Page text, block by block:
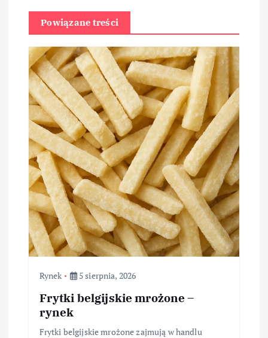
Powiązane treści
Rynek 5 sierpnia, 2026
Frytki belgijskie mrożone –
rynek
Frytki belgijskie mrożone zajmują w handlu